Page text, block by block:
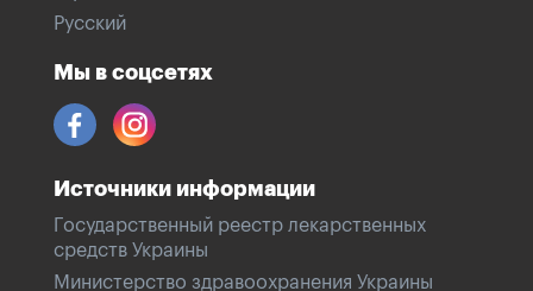
Русский
Мы в соцсетях
Источники информации
Государственный реестр лекарственных
средств Украины
Министерство здравоохранения Украины